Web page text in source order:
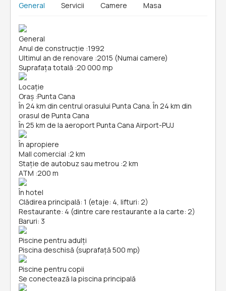
General Servicii Camere Masa
General
Anul de construcție :1992
Ultimul an de renovare :2015 (Numai camere)
Suprafața totală :20 000 mp
Locație
Oraș :Punta Cana
În 24 km din centrul orasului Punta Cana. În 24 km din
orasul de Punta Cana
În 25 km de la aeroport Punta Cana Airport-PUJ
În apropiere
Mall comercial :2 km
Stație de autobuz sau metrou :2 km
ATM :200 m
În hotel
Clădirea principală: 1 (etaje: 4, lifturi: 2)
Restaurante: 4 (dintre care restaurante a la carte: 2)
Baruri: 3
Piscine pentru adulți
Piscina deschisă (suprafață 500 mp)
Piscine pentru copii
Se conectează la piscina principală